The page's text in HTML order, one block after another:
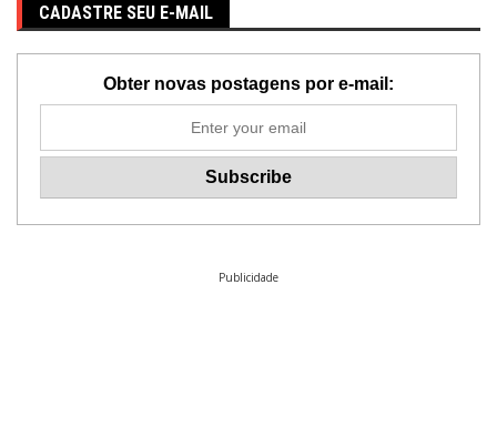
CADASTRE SEU E-MAIL
Obter novas postagens por e-mail:
Publicidade